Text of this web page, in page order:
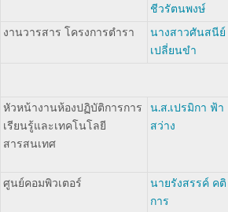
ชีวรัตนพงษ์
งานวารสาร โครงการตำรา
นางสาวศันสนีย์
เปลี่ยนขำ
หัวหน้างานห้องปฏิบัติการการ
เรียนรู้และเทคโนโลยี
สารสนเทศ
น.ส.เปรมิกา ฟ้า
สว่าง
ศูนย์คอมพิวเตอร์
นายรังสรรค์ คติ
การ